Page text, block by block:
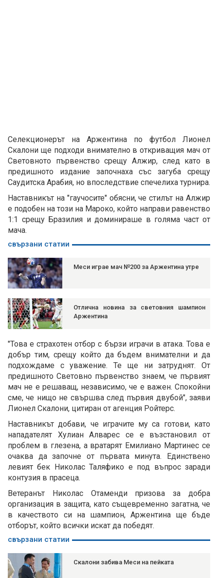
Селекционерът на Аржентина по футбол Лионел
Скалони ще подходи внимателно в откриващия мач от
Световното първенство срещу Алжир, след като в
предишното издание започнаха със загуба срещу
Саудитска Арабия, но впоследствие спечелиха турнира.
Наставникът на "гаучосите" обясни, че стилът на Алжир
е подобен на този на Мароко, който направи равенство
1:1 срещу Бразилия и доминираше в голяма част от
мача.
свързани статии
Меси играе мач №200 за Аржентина утре
Отлична новина за световния шампион
Аржентина
"Това е страхотен отбор с бързи играчи в атака. Това е
добър тим, срещу който да бъдем внимателни и да
подхождаме с уважение. Те ще ни затруднят. От
предишното Световно първенство знаем, че първият
мач не е решаващ, независимо, че е важен. Спокойни
сме, че нищо не свършва след първия двубой", заяви
Лионел Скалони, цитиран от агенция Ройтерс.
Наставникът добави, че играчите му са готови, като
нападателят Хулиан Алварес се е възстановил от
проблем в глезена, а вратарят Емилиано Мартинес се
очаква да започне от първата минута. Единствено
левият бек Николас Таляфико е под въпрос заради
контузия в прасеца.
Ветеранът Николас Отаменди призова за добра
организация в защита, като същевременно загатна, че
в качеството си на шампион, Аржентина ще бъде
отборът, който всички искат да победят.
свързани статии
Скалони забива Меси на пейката